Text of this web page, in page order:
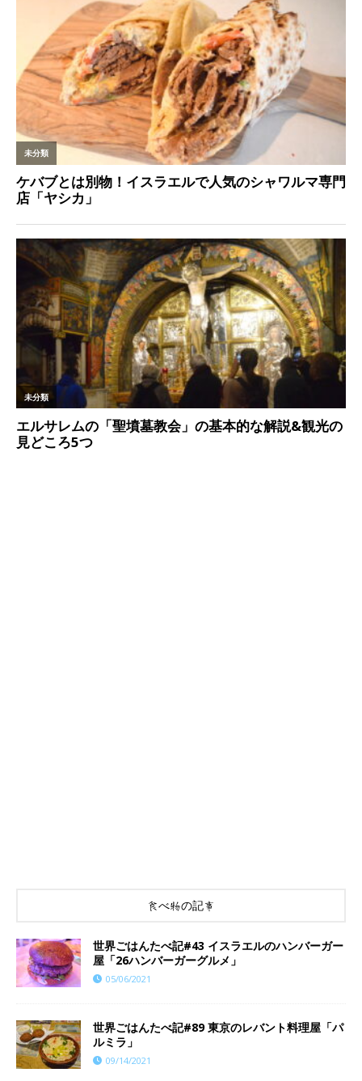
食べ物の記事
世界ごはんたべ記#43 イスラエルのハンバーガー
屋「26ハンバーガーグルメ」
05/06/2021
世界ごはんたべ記#89 東京のレバント料理屋「パ
ルミラ」
09/14/2021